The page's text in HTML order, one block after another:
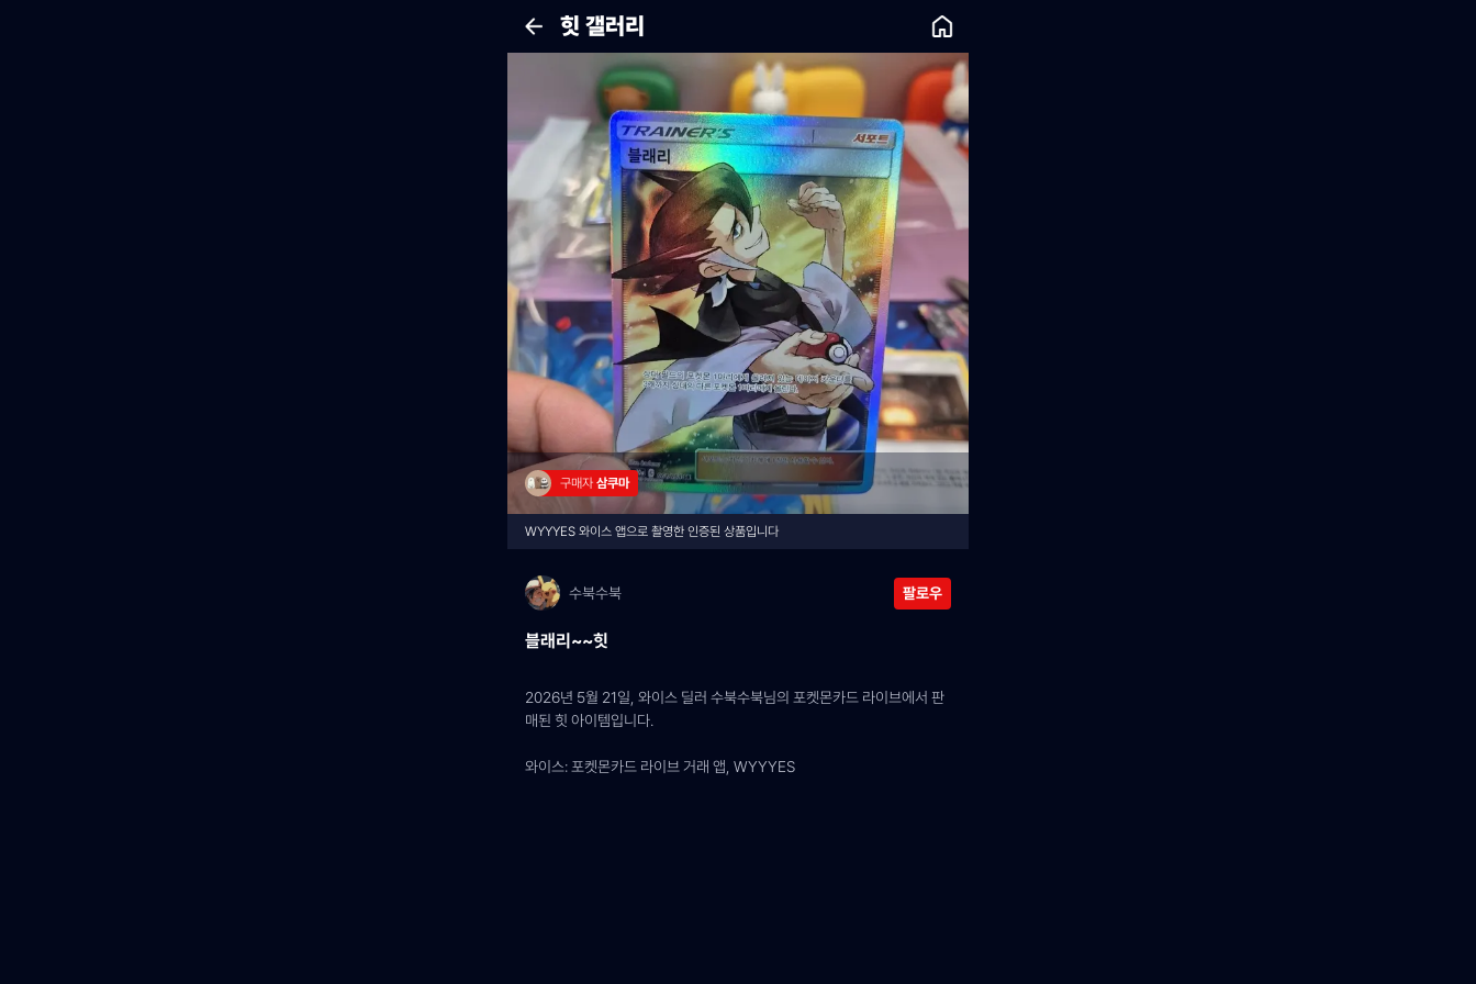
힛 갤러리
구매자 삼쿠마
WYYYES 와이스 앱으로 촬영한 인증된 상품입니다
수북수북 팔로우
블래리~~힛
2026년 5월 21일, 와이스 딜러 수북수북님의 포켓몬카드 라이브에서 판
매된 힛 아이템입니다.
와이스: 포켓몬카드 라이브 거래 앱, WYYYES